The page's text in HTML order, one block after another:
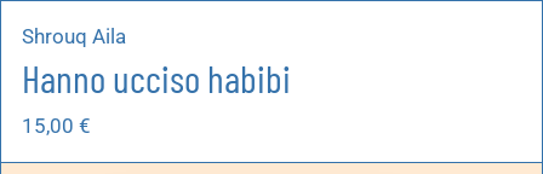
Shrouq Aila
Hanno ucciso habibi
15,00 €